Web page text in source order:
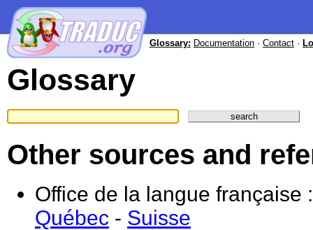
Glossary
Other sources and
Office de la langue française
Québec - Suisse
Glossary: Documentation · Contact ·